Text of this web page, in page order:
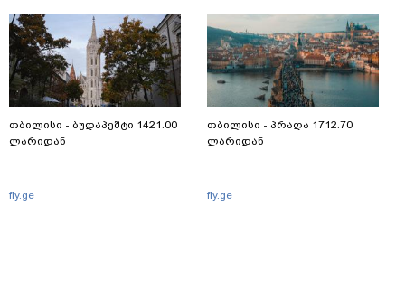
თბილისი - ბუდაპეშტი 1421.00
ლარიდან
fly.ge
თბილისი - პრაღა 1712.70
ლარიდან
fly.ge